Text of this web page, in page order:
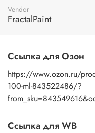
Vendor
FractalPaint
Ссылка для Озон
https://www.ozon.ru/
100-ml-843522486/?
Ссылка для WB